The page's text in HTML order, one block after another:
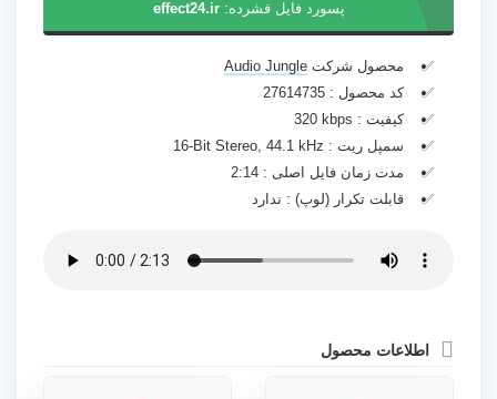
پسورد فایل فشرده:effect24.ir
محصول شرکت Audio Jungle
کد محصول : 27614735
کیفیت : 320 kbps
سمپل ریت : 16-Bit Stereo, 44.1 kHz
مدت زمان فایل اصلی : 2:14
قابلت تکرار (لوپ) : ندارد
اطلاعات محصول